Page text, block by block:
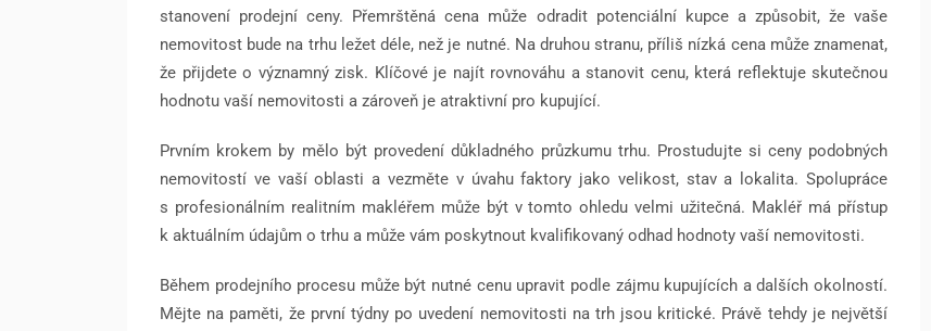
stanovení prodejní ceny. Přemrštěná cena může odradit potenciální kupce a způsobit, že vaše
nemovitost bude na trhu ležet déle, než je nutné. Na druhou stranu, příliš nízká cena může znamenat,
že přijdete o významný zisk. Klíčové je najít rovnováhu a stanovit cenu, která reflektuje skutečnou
hodnotu vaší nemovitosti a zároveň je atraktivní pro kupující.
Prvním krokem by mělo být provedení důkladného průzkumu trhu. Prostudujte si ceny podobných
nemovitostí ve vaší oblasti a vezměte v úvahu faktory jako velikost, stav a lokalita. Spolupráce
s profesionálním realitním makléřem může být v tomto ohledu velmi užitečná. Makléř má přístup
k aktuálním údajům o trhu a může vám poskytnout kvalifikovaný odhad hodnoty vaší nemovitosti.
Během prodejního procesu může být nutné cenu upravit podle zájmu kupujících a dalších okolností.
Mějte na paměti, že první týdny po uvedení nemovitosti na trh jsou kritické. Právě tehdy je největší